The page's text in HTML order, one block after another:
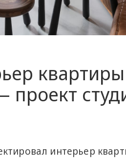
проект
интерьер